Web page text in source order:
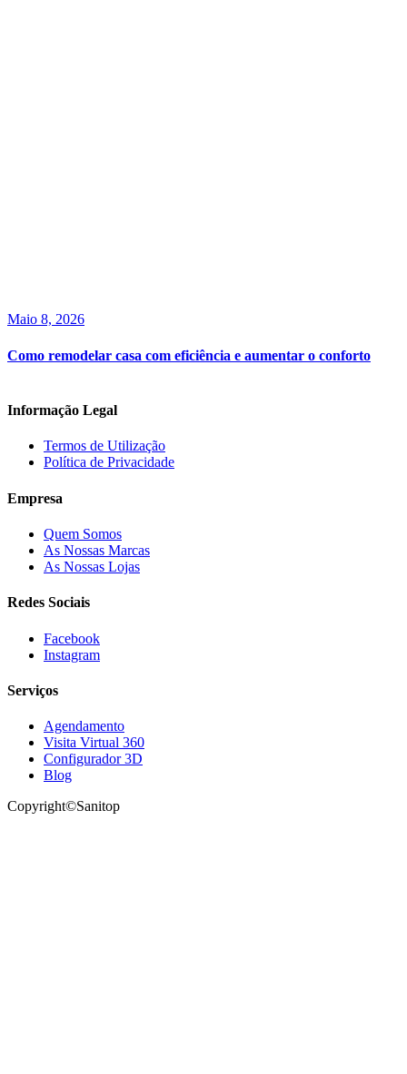
Maio 8, 2026
Como remodelar casa com eficiência e aumentar o conforto
Informação Legal
Termos de Utilização
Política de Privacidade
Empresa
Quem Somos
As Nossas Marcas
As Nossas Lojas
Redes Sociais
Facebook
Instagram
Serviços
Agendamento
Visita Virtual 360
Configurador 3D
Blog
Copyright©Sanitop